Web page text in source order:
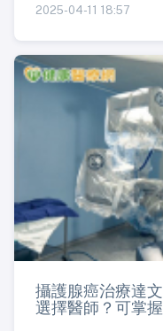
2025-04-11 18:57
攝護腺癌治療達
選擇醫師？可掌